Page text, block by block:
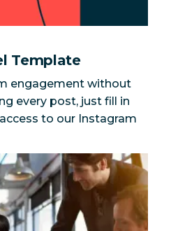
Template
engagement without
every post, just fill in
to our Instagram
für Ihr Unternehmen